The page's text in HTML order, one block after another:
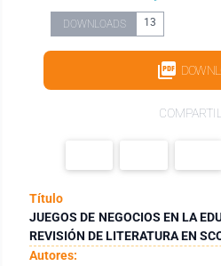
DOWNLOADS 13
Título
JUEGOS DE NEGOCIOS EN LA
REVISIÓN DE LITERATURA EN
Autores: